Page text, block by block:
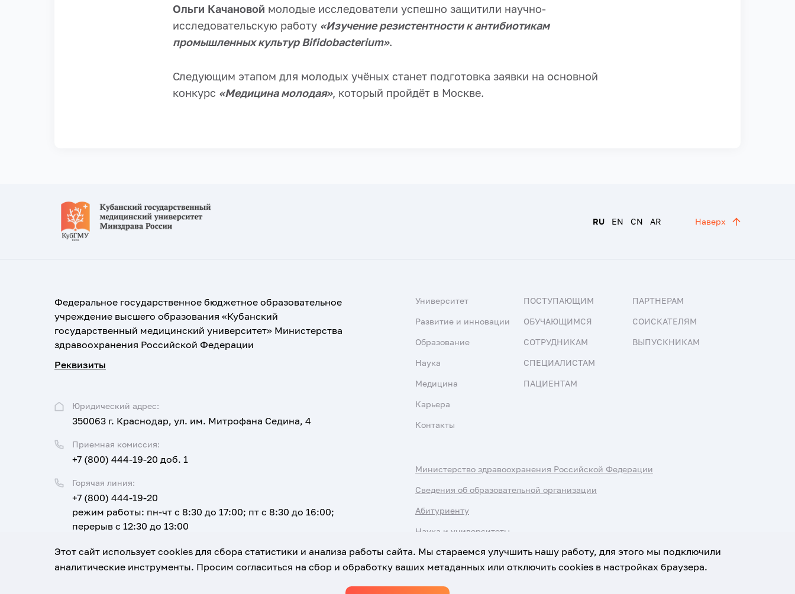
Ольги Качановой молодые исследователи успешно защитили научно-
исследовательскую работу «Изучение резистентности к антибиотикам
промышленных культур Bifidobacterium».
Следующим этапом для молодых учёных станет подготовка заявки на основной
конкурс «Медицина молодая», который пройдёт в Москве.
RU EN CN AR Наверх
Федеральное государственное бюджетное образовательное
учреждение высшего образования «Кубанский
государственный медицинский университет» Министерства
здравоохранения Российской Федерации
Реквизиты
Юридический адрес:
350063 г. Краснодар, ул. им. Митрофана Седина, 4
Приемная комиссия:
+7 (800) 444-19-20 доб. 1
Горячая линия:
+7 (800) 444-19-20
режим работы: пн-чт с 8:30 до 17:00; пт с 8:30 до 16:00;
перерыв с 12:30 до 13:00
Email:
corpus@ksma.ru
Университет
Развитие и инновации
Образование
Наука
Медицина
Карьера
Контакты
ПОСТУПАЮЩИМ
ОБУЧАЮЩИМСЯ
СОТРУДНИКАМ
СПЕЦИАЛИСТАМ
ПАЦИЕНТАМ
ПАРТНЕРАМ
СОИСКАТЕЛЯМ
ВЫПУСКНИКАМ
Министерство здравоохранения Российской Федерации
Сведения об образовательной организации
Абитуриенту
Наука и университеты
Этот сайт использует cookies для сбора статистики и анализа работы сайта. Мы стараемся улучшить нашу работу, для этого мы подключили
аналитические инструменты. Просим согласиться на сбор и обработку ваших метаданных или отключить cookies в настройках браузера.